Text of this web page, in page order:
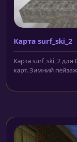
Карта surf_ski_2
Карта surf_ski_2
карт. Зимний